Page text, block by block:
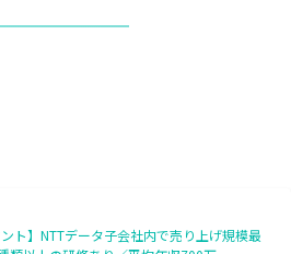
ト】NTTデータ子会社内で売り上げ規模最